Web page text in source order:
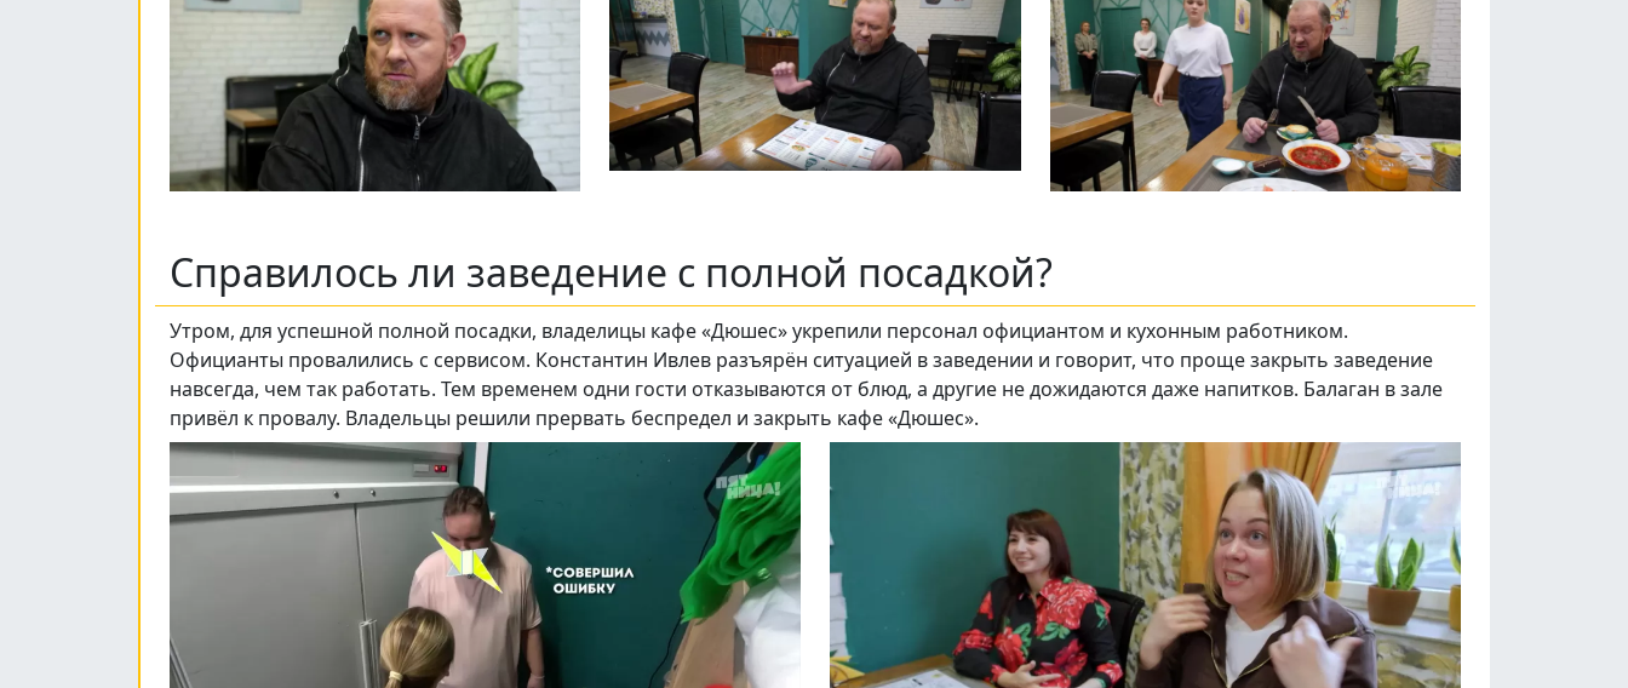
Справилось ли заведение с полной посадкой?
Утром, для успешной полной посадки, владелицы кафе «Дюшес» укрепили персонал официантом и кухонным работником.
Официанты провалились с сервисом. Константин Ивлев разъярён ситуацией в заведении и говорит, что проще закрыть заведение
навсегда, чем так работать. Тем временем одни гости отказываются от блюд, а другие не дожидаются даже напитков. Балаган в зале
привёл к провалу. Владельцы решили прервать беспредел и закрыть кафе «Дюшес».